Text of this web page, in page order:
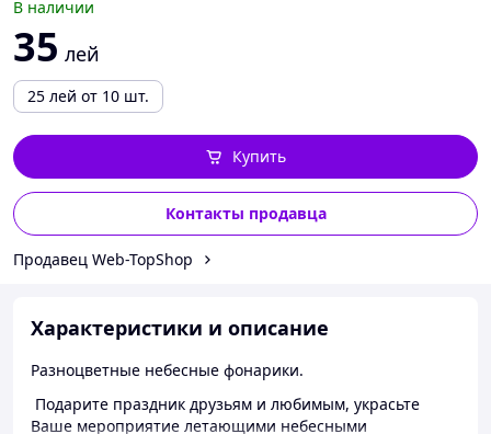
В наличии
35 лей
25 лей от 10 шт.
Контакты продавца
Купить
Продавец Web-TopShop
Характеристики и описание
Разноцветные небесные фонарики.
Подарите праздник друзьям и любимым, украсьте
Ваше мероприятие летающими небесными